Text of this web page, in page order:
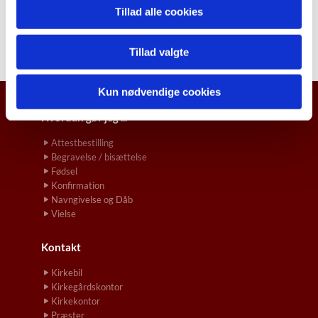
Tillad alle cookies
Tillad valgte
Kun nødvendige cookies
Hvordan gør jeg ...
Attestbestilling
Begravelse / bisættelse
Fødsel
Konfirmation
Navngivelse og Dåb
Vielse
Kontakt
Kirkebil
Kirkegårdskontor
Kirkekontor
Præster